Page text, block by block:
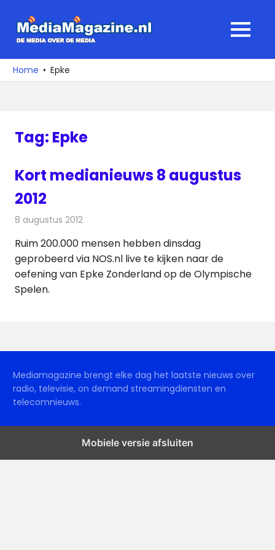
naar
media
over
MENU
Home Epke
Tag: Epke
Kort medianieuws 8 augustus
2012
8 augustus 2012
Ruim 200.000 mensen hebben dinsdag
geprobeerd via NOS.nl live te kijken naar de
oefening van Epke Zonderland op de Olympische
Spelen.
Mediamagazine brengt elke dag het laatste nieuws over
radio, televisie, on demand streamingdiensten en
telecomnieuws.
Mobiele versie afsluiten